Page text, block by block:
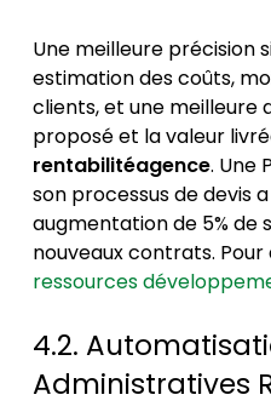
Une meilleure précision
estimation des coûts,
clients, et une meilleure
proposé et la valeur
rentabilitéagence. Une
son processus de devis
augmentation de 5% de
nouveaux contrats.
ressources
4.2.
Administratives